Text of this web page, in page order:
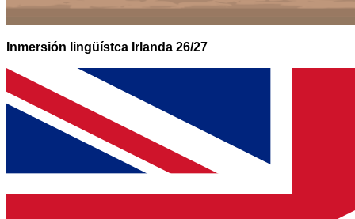
Inmersión lingüístca Irlanda 26/27